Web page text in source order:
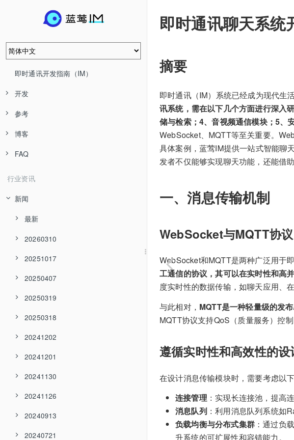
即时通讯开发指南（IM）
开发
参考
博客
FAQ
行业资讯
新闻
最新
20260310
20251017
20250407
20250319
20250318
20241202
20241201
20241130
20241126
20240913
20240721
即时通讯聊天系统
摘要
即时通讯（IM）系统已经成为现代生
讯系统，需在以下几个方面进行深入
储与检索；4、音视频通信模块；5、
WebSocket、MQTT等至关重要。
具体案例，蓝莺IM提供一站式智能聊
发者不仅能够实现聊天功能，还能借
一、消息传输机制
WebSocket与MQTT协议
WebSocket和MQTT是两种广泛用于
工通信的协议，其可以在实时性和高
度实时性的数据传输，如聊天应用、在
与此相对， MQTT是一种轻量级的发
MQTT协议支持QoS（质量服务）控
遵循实时性和高效性的设
在设计消息传输模块时，需要考虑以
连接管理 ：实现长连接池，提高
消息队列：利用消息队列系统如
负载均衡与分布式集群 ：通过负
升系统的可扩展性和容错能力。